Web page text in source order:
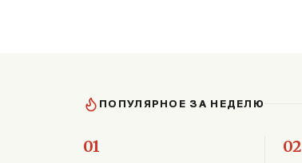
ПОПУЛЯРНОЕ ЗА НЕДЕЛЮ
01 02